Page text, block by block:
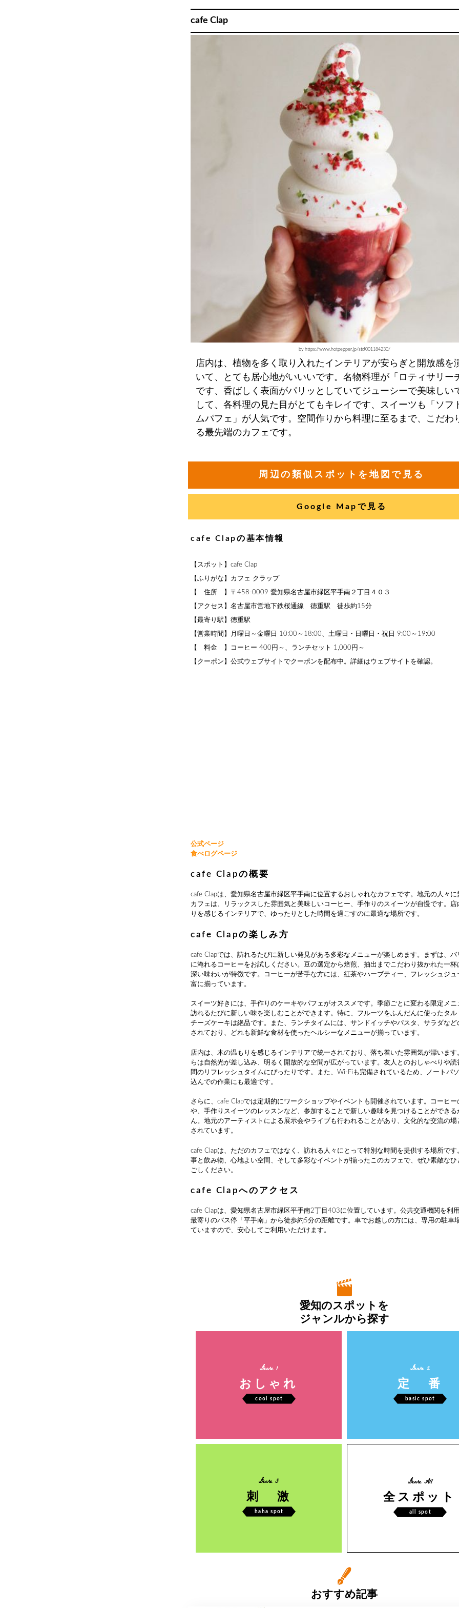
cafe Clap
by https://www.hotpepper.jp/strJ001184230/
店内は、植物を多く取り入れたインテリアが安らぎと開放感を
いて、とても居心地がいいいです。名物料理が「ロティサリー
です、香ばしく表面がパリッとしていてジューシーで美味しい
して、各料理の見た目がとてもキレイです、スイーツも「ソフ
ムパフェ」が人気です。空間作りから料理に至るまで、こだわ
る最先端のカフェです。
周辺の類似スポットを地図で見る
Google Mapで見る
cafe Clapの基本情報
【スポット】cafe Clap
【ふりがな】カフェ クラップ
【 住所 】〒458-0009 愛知県名古屋市緑区平手南２丁目４０３
【アクセス】名古屋市営地下鉄桜通線 徳重駅 徒歩約15分
【最寄り駅】徳重駅
【営業時間】月曜日～金曜日 10:00～18:00、土曜日・日曜日・祝日 9:00～19:00
【 料金 】コーヒー 400円～、ランチセット 1,000円～
【クーポン】公式ウェブサイトでクーポンを配布中。詳細はウェブサイトを確認。
公式ページ
食べログページ
cafe Clapの概要
cafe Clapは、愛知県名古屋市緑区平手南に位置するおしゃれなカフェです。地元の人々に
カフェは、リラックスした雰囲気と美味しいコーヒー、手作りのスイーツが自慢です。店
りを感じるインテリアで、ゆったりとした時間を過ごすのに最適な場所です。
cafe Clapの楽しみ方
cafe Clapでは、訪れるたびに新しい発見がある多彩なメニューが楽しめます。まずは、バ
に淹れるコーヒーをお試しください。豆の選定から焙煎、抽出までこだわり抜かれた一杯
深い味わいが特徴です。コーヒーが苦手な方には、紅茶やハーブティー、フレッシュジュ
富に揃っています。
スイーツ好きには、手作りのケーキやパフェがオススメです。季節ごとに変わる限定メニ
訪れるたびに新しい味を楽しむことができます。特に、フルーツをふんだんに使ったタル
チーズケーキは絶品です。また、ランチタイムには、サンドイッチやパスタ、サラダなど
されており、どれも新鮮な食材を使ったヘルシーなメニューが揃っています。
店内は、木の温もりを感じるインテリアで統一されており、落ち着いた雰囲気が漂います
らは自然光が差し込み、明るく開放的な空間が広がっています。友人とのおしゃべりや読
間のリフレッシュタイムにぴったりです。また、Wi-Fiも完備されているため、ノートパ
込んでの作業にも最適です。
さらに、cafe Clapでは定期的にワークショップやイベントも開催されています。コーヒ
や、手作りスイーツのレッスンなど、参加することで新しい趣味を見つけることができる
ん。地元のアーティストによる展示会やライブも行われることがあり、文化的な交流の場
されています。
cafe Clapは、ただのカフェではなく、訪れる人々にとって特別な時間を提供する場所です
事と飲み物、心地よい空間、そして多彩なイベントが揃ったこのカフェで、ぜひ素敵なひ
ごしください。
cafe Clapへのアクセス
cafe Clapは、愛知県名古屋市緑区平手南2丁目403に位置しています。公共交通機関を利用
最寄りのバス停「平手南」から徒歩約5分の距離です。車でお越しの方には、専用の駐車
ていますので、安心してご利用いただけます。
愛知のスポットを
ジャンルから探す
Genre 1
おしゃれ
cool spot
Genre 2
定 番
basic spot
Genre 3
刺 激
haha spot
Genre All
全スポット
all spot
おすすめ記事